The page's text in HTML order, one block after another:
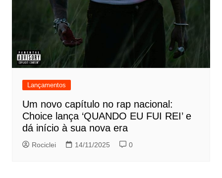
Lançamentos
Um novo capítulo no rap nacional:
Choice lança ‘QUANDO EU FUI REI’ e
dá início à sua nova era
Rociclei 14/11/2025 0